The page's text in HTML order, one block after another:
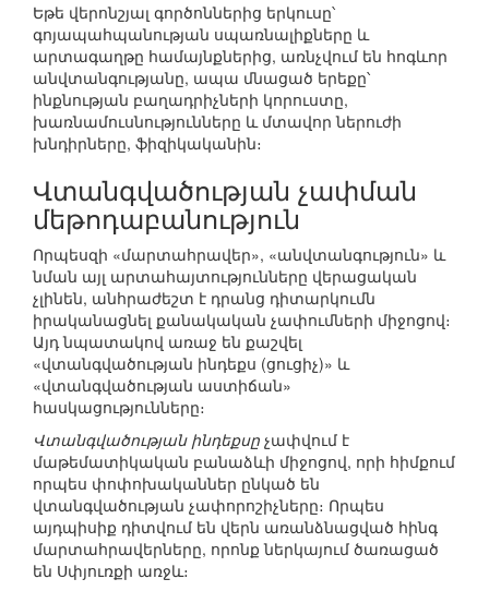
Եթե վերոնշյալ գործոններից երկուսը՝
գոյապահպանության սպառնալիքները և
արտագաղթը համայնքներից, առնչվում են հոգևոր
անվտանգությանը, ապա մնացած երեքը՝
ինքնության բաղադրիչների կորուստը,
խառնամուսնությունները և մտավոր ներուժի
խնդիրները, ֆիզիկականին։
Վտանգվածության չափման
մեթոդաբանություն
Որպեսզի «մարտահրավեր», «անվտանգություն» և
նման այլ արտահայտությունները վերացական
չլինեն, անհրաժեշտ է դրանց դիտարկումն
իրականացնել քանակական չափումների միջոցով։
Այդ նպատակով առաջ են քաշվել
«վտանգվածության ինդեքս (ցուցիչ)» և
«վտանգվածության աստիճան»
հասկացությունները։
Վտանգվածության ինդեքսը չափվում է
մաթեմատիկական բանաձևի միջոցով, որի հիմքում
որպես փոփոխականներ ընկած են
վտանգվածության չափորոշիչները։ Որպես
այդպիսիք դիտվում են վերն առանձնացված հինգ
մարտահրավերները, որոնք ներկայում ծառացած
են Սփյուռքի առջև։